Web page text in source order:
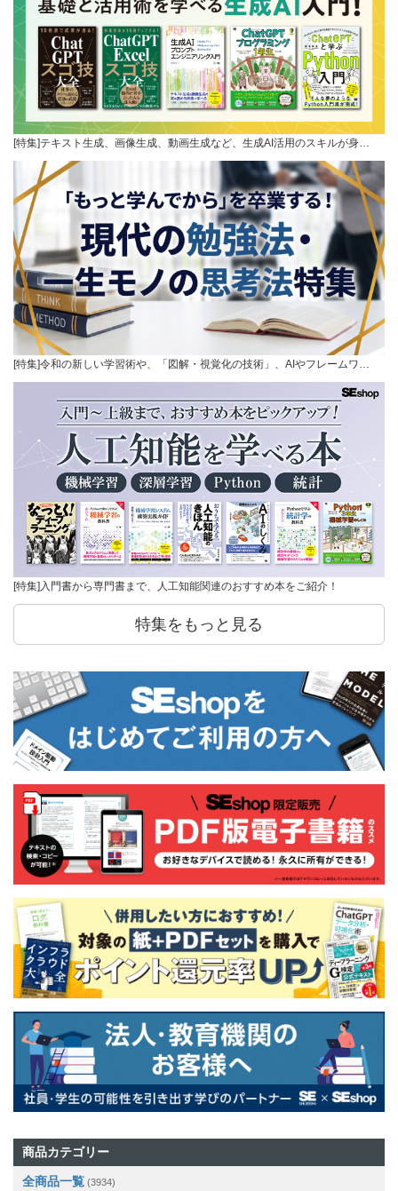
[特集]テキスト生成、画像生成、動画生成など、生成AI活用のスキルが身…
[特集]令和の新しい学習術や、「図解・視覚化の技術」、AIやフレームワ…
[特集]入門書から専門書まで、人工知能関連のおすすめ本をご紹介！
特集をもっと見る
商品カテゴリー
全商品一覧 (3934)